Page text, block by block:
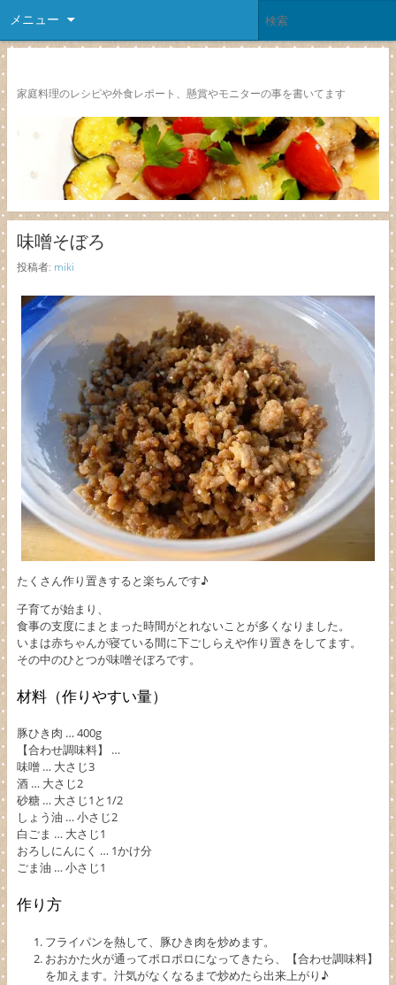
メニュー
家庭料理のレシピや外食レポート、懸賞やモニターの事を書いてます
味噌そぼろ
投稿者: miki
たくさん作り置きすると楽ちんです♪
子育てが始まり、
食事の支度にまとまった時間がとれないことが多くなりました。
いまは赤ちゃんが寝ている間に下ごしらえや作り置きをしてます。
その中のひとつが味噌そぼろです。
材料（作りやすい量）
豚ひき肉 … 400g
【合わせ調味料】 …
味噌 … 大さじ3
酒 … 大さじ2
砂糖 … 大さじ1と1/2
しょう油 … 小さじ2
白ごま … 大さじ1
おろしにんにく … 1かけ分
ごま油 … 小さじ1
作り方
フライパンを熱して、豚ひき肉を炒めます。
おおかた火が通ってポロポロになってきたら、【合わせ調味料】
を加えます。汁気がなくなるまで炒めたら出来上がり♪